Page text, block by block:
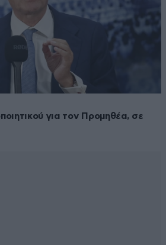
για τον Προμηθέα, σε